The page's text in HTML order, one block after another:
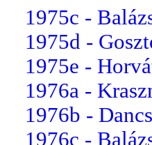
1975c -
1975d -
1975e -
1976a -
1976b -
1976c -